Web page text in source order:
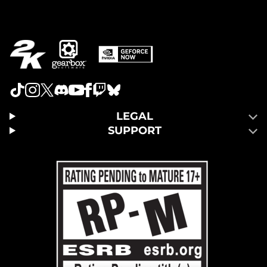
LEGAL
SUPPORT